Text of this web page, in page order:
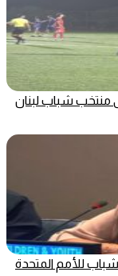
منتخب شباب لبنان
للأمم المتحدة